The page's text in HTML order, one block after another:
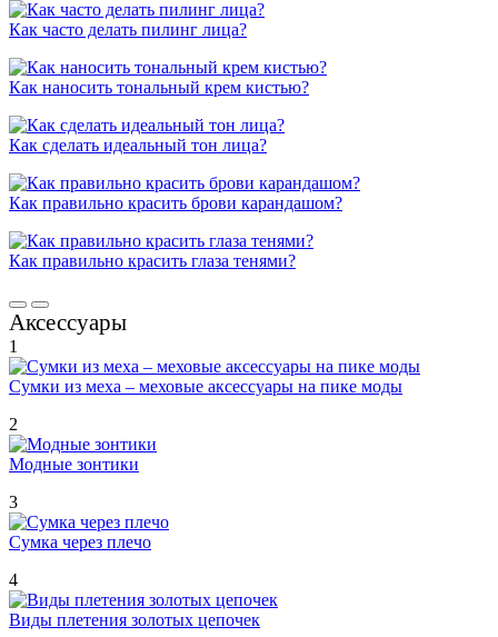
Как часто делать пилинг лица?
Как наносить тональный крем кистью?
Как сделать идеальный тон лица?
Как правильно красить брови карандашом?
Как правильно красить глаза тенями?
Аксессуары
1
Сумки из меха – меховые аксессуары на пике моды
2
Модные зонтики
3
Сумка через плечо
4
Виды плетения золотых цепочек